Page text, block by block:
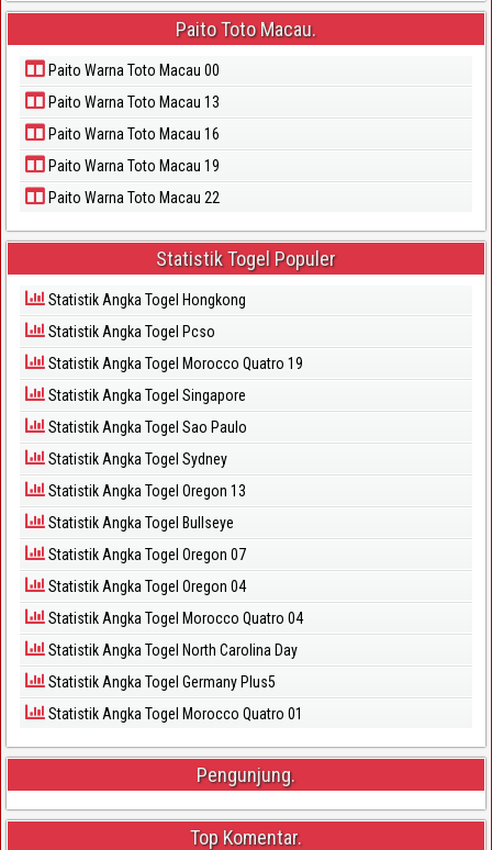
Paito Toto Macau.
Paito Warna Toto Macau 00
Paito Warna Toto Macau 13
Paito Warna Toto Macau 16
Paito Warna Toto Macau 19
Paito Warna Toto Macau 22
Statistik Togel Populer
Statistik Angka Togel Hongkong
Statistik Angka Togel Pcso
Statistik Angka Togel Morocco Quatro 19
Statistik Angka Togel Singapore
Statistik Angka Togel Sao Paulo
Statistik Angka Togel Sydney
Statistik Angka Togel Oregon 13
Statistik Angka Togel Bullseye
Statistik Angka Togel Oregon 07
Statistik Angka Togel Oregon 04
Statistik Angka Togel Morocco Quatro 04
Statistik Angka Togel North Carolina Day
Statistik Angka Togel Germany Plus5
Statistik Angka Togel Morocco Quatro 01
Pengunjung.
Top Komentar.